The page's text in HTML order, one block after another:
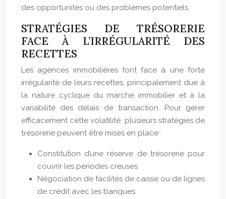
des opportunités ou des problèmes potentiels.
STRATÉGIES DE TRÉSORERIE
FACE À L’IRRÉGULARITÉ DES
RECETTES
Les agences immobilières font face à une forte
irrégularité de leurs recettes, principalement due à
la nature cyclique du marché immobilier et à la
variabilité des délais de transaction. Pour gérer
efficacement cette volatilité, plusieurs stratégies de
trésorerie peuvent être mises en place :
Constitution d’une réserve de trésorerie pour
couvrir les périodes creuses
Négociation de facilités de caisse ou de lignes
de crédit avec les banques